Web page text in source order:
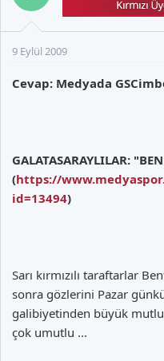
9 Eylül 2009
Cevap: Medyada
GALATASARAYLILAR:
(https://
id=13494)
Sarı kırmızılı taraftarlar
sonra gözlerini Pazar
galibiyetinden büyük
çok umutlu ...